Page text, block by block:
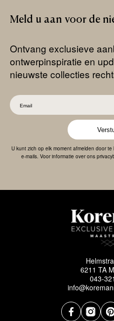
Meld u aan voor de
Ontvang exclusieve
ontwerpinspiratie en
nieuwste collecties
U kunt zich op elk moment afmelden door
e-mails. Voor informatie over ons
6211 TA
043-